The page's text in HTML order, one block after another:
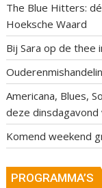
The Blue Hitters:
Hoeksche Waard
Bij Sara op de thee
Americana, Blues,
deze
Komend weekend
PROGRAMMA’S